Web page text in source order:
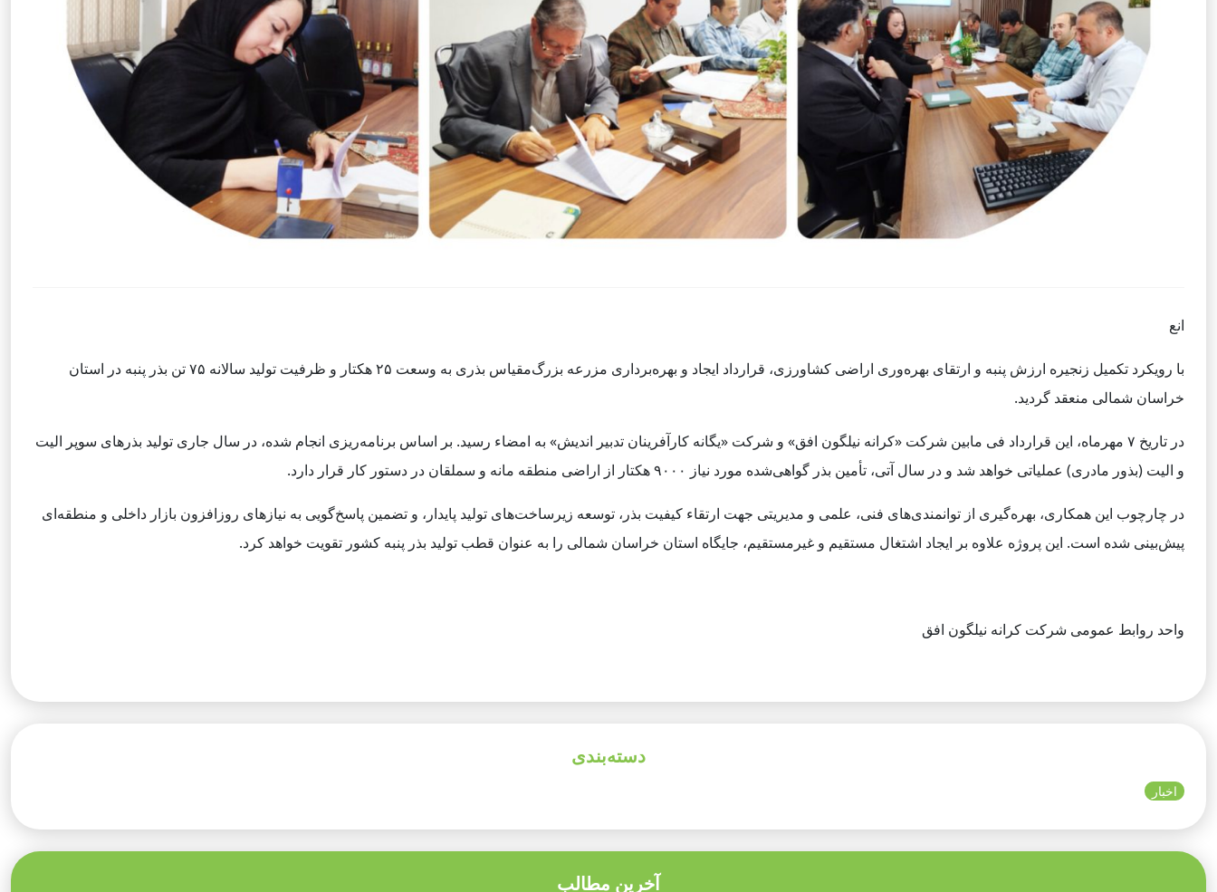
انع
با رویکرد تکمیل زنجیره ارزش پنبه و ارتقای بهره‌وری اراضی کشاورزی، قرارداد ایجاد و بهره‌برداری مزرعه بزرگ‌مقیاس بذری به وسعت ۲۵ هکتار و ظرفیت تولید سالانه ۷۵ تن بذر پنبه در استان
خراسان شمالی منعقد گردید.
در تاریخ ۷ مهرماه، این قرارداد فی مابین شرکت «کرانه نیلگون افق» و شرکت «یگانه کارآفرینان تدبیر اندیش» به امضاء رسید. بر اساس برنامه‌ریزی انجام شده، در سال جاری تولید بذرهای سوپر الیت
و الیت (بذور مادری) عملیاتی خواهد شد و در سال آتی، تأمین بذر گواهی‌شده مورد نیاز ۹۰۰۰ هکتار از اراضی منطقه مانه و سملقان در دستور کار قرار دارد.
در چارچوب این همکاری، بهره‌گیری از توانمندی‌های فنی، علمی و مدیریتی جهت ارتقاء کیفیت بذر، توسعه زیرساخت‌های تولید پایدار، و تضمین پاسخ‌گویی به نیازهای روزافزون بازار داخلی و منطقه‌ای
پیش‌بینی شده است. این پروژه علاوه بر ایجاد اشتغال مستقیم و غیرمستقیم، جایگاه استان خراسان شمالی را به عنوان قطب تولید بذر پنبه کشور تقویت خواهد کرد.
واحد روابط عمومی شرکت کرانه نیلگون افق
دسته‌بندی
اخبار
آخرین مطالب